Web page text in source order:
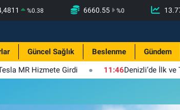
%0.38 6660.55 %0
Güncel Sağlık Beslenme Gündem
MR Hizmete Girdi 11:46Denizli’de İlk ve